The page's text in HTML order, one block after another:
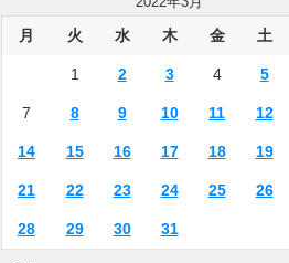
月 火 水 木 金 土
1 2 3 4 5
7 8 9 10 11 12
14 15 16 17 18 19
21 22 23 24 25 26
28 29 30 31